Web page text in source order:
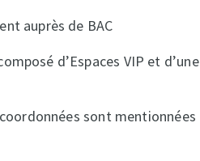
auprès de BAC
d’Espaces VIP et d’une
sont mentionnées